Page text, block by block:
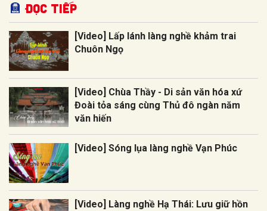
Đọc tiếp
[Video] Lấp lánh làng nghề khảm trai
Chuôn Ngọ
[Video] Chùa Thầy - Di sản văn hóa xứ
Đoài tỏa sáng cùng Thủ đô ngàn năm
văn hiến
[Video] Sóng lụa làng nghề Vạn Phúc
[Video] Làng nghề Hạ Thái: Lưu giữ hồn